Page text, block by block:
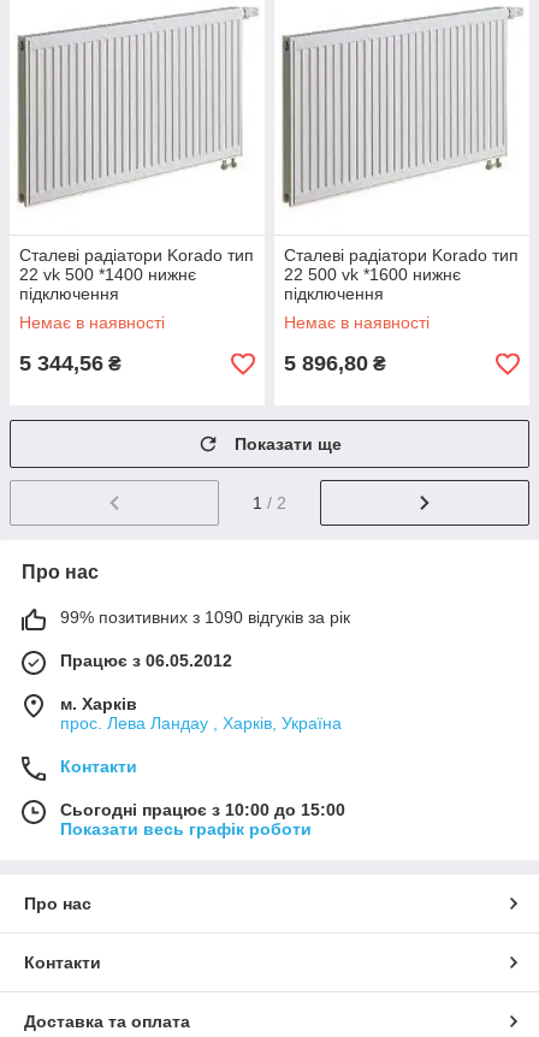
Сталеві радіатори Korado тип
22 vk 500 *1400 нижнє
підключення
Немає в наявності
5 344,56 ₴
Сталеві радіатори Korado тип
22 500 vk *1600 нижнє
підключення
Немає в наявності
5 896,80 ₴
Показати ще
1 / 2
Про нас
99% позитивних з 1090 відгуків за рік
Працює з 06.05.2012
м. Харків
прос. Лева Ландау , Харків, Україна
Контакти
Сьогодні працює з 10:00 до 15:00
Показати весь графік роботи
Про нас
Контакти
Доставка та оплата